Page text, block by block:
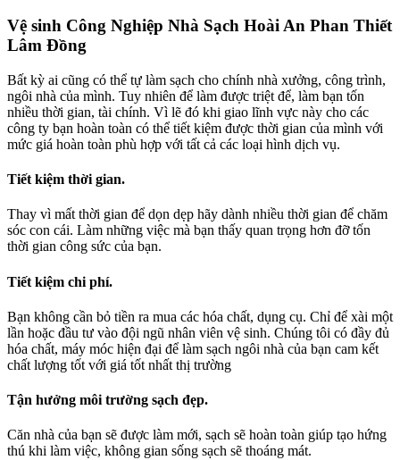
Vệ sinh Công Nghiệp Nhà Sạch Hoài An Phan Thiết
Lâm Đồng
Bất kỳ ai cũng có thể tự làm sạch cho chính nhà xưởng, công trình,
ngôi nhà của mình. Tuy nhiên để làm được triệt để, làm bạn tốn
nhiều thời gian, tài chính. Vì lẽ đó khi giao lĩnh vực này cho các
công ty bạn hoàn toàn có thể tiết kiệm được thời gian của mình với
mức giá hoàn toàn phù hợp với tất cả các loại hình dịch vụ.
Tiết kiệm thời gian.
Thay vì mất thời gian để dọn dẹp hãy dành nhiều thời gian để chăm
sóc con cái. Làm những việc mà bạn thấy quan trọng hơn đỡ tốn
thời gian công sức của bạn.
Tiết kiệm chi phí.
Bạn không cần bỏ tiền ra mua các hóa chất, dụng cụ. Chỉ để xài một
lần hoặc đầu tư vào đội ngũ nhân viên vệ sinh. Chúng tôi có đầy đủ
hóa chất, máy móc hiện đại để làm sạch ngôi nhà của bạn cam kết
chất lượng tốt với giá tốt nhất thị trường
Tận hưởng môi trường sạch đẹp.
Căn nhà của bạn sẽ được làm mới, sạch sẽ hoàn toàn giúp tạo hứng
thú khi làm việc, không gian sống sạch sẽ thoáng mát.